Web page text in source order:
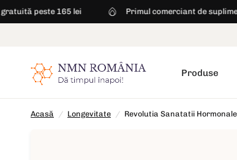
Primul comerciant de suplimente de longevitate
Produse
Acasă / Longevitate / Revolutia Sanatatii